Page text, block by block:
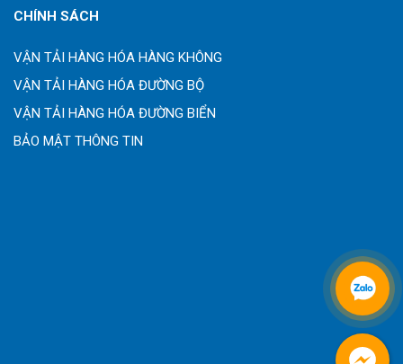
CHÍNH SÁCH
VẬN TẢI HÀNG HÓA HÀNG KHÔNG
VẬN TẢI HÀNG HÓA ĐƯỜNG BỘ
VẬN TẢI HÀNG HÓA ĐƯỜNG BIỂN
BẢO MẬT THÔNG TIN